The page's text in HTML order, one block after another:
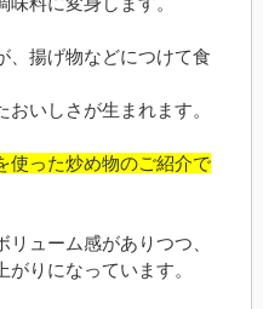
、揚げ物などにつけて食
いしさが生まれます。
使った炒め物のご紹介で
ューム感がありつつ、
りになっています。